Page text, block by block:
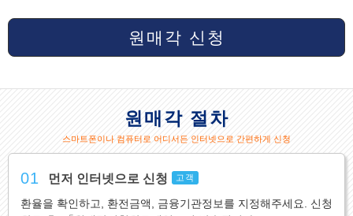
원매각 신청
원매각 절차
스마트폰이나 컴퓨터로 어디서든 인터넷으로 간편하게 신청
01 먼저 인터넷으로 신청 고객
환율을 확인하고, 환전금액, 금융기관정보를 지정해주세요. 신청